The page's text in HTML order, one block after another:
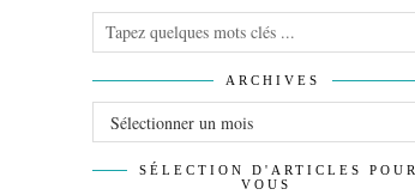
ARCHIVES
SÉLECTION D'ARTICLES POUR
VOUS